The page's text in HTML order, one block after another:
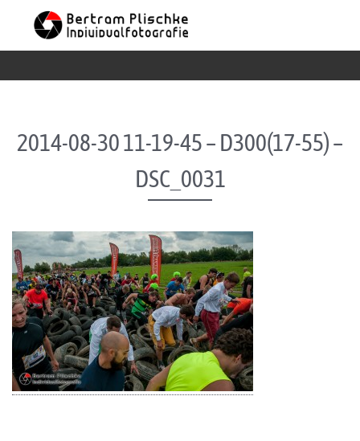
Skip to content
2014-08-30 11-19-45 – D300(17-55) –
DSC_0031